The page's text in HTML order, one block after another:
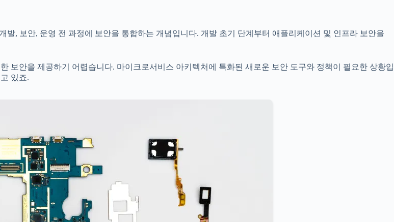
발, 보안, 운영 전 과정에 보안을 통합하는 개념입니다. 개발 초기 단계부터 애플리케이션 및 인프라 보안을
보안을 제공하기 어렵습니다. 마이크로서비스 아키텍처에 특화된 새로운 보안 도구와 정책이 필요한 상황입
있죠.